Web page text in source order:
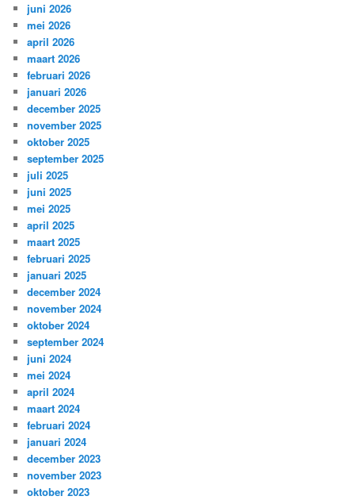
juni 2026
mei 2026
april 2026
maart 2026
februari 2026
januari 2026
december 2025
november 2025
oktober 2025
september 2025
juli 2025
juni 2025
mei 2025
april 2025
maart 2025
februari 2025
januari 2025
december 2024
november 2024
oktober 2024
september 2024
juni 2024
mei 2024
april 2024
maart 2024
februari 2024
januari 2024
december 2023
november 2023
oktober 2023